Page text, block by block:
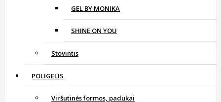
GEL BY MONIKA
SHINE ON YOU
Stovintis
POLIGELIS
Viršutinės formos, padukai